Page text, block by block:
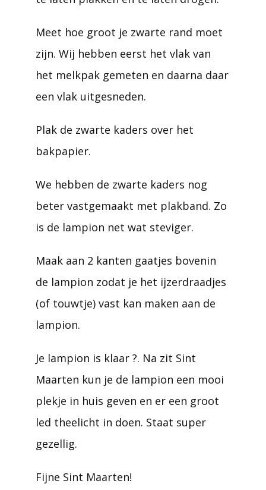
Meet hoe groot je zwarte rand moet
zijn. Wij hebben eerst het vlak van
het melkpak gemeten en daarna daar
een vlak uitgesneden.
Plak de zwarte kaders over het
bakpapier.
We hebben de zwarte kaders nog
beter vastgemaakt met plakband. Zo
is de lampion net wat steviger.
Maak aan 2 kanten gaatjes bovenin
de lampion zodat je het ijzerdraadjes
(of touwtje) vast kan maken aan de
lampion.
Je lampion is klaar ?. Na zit Sint
Maarten kun je de lampion een mooi
plekje in huis geven en er een groot
led theelicht in doen. Staat super
gezellig.
Fijne Sint Maarten!